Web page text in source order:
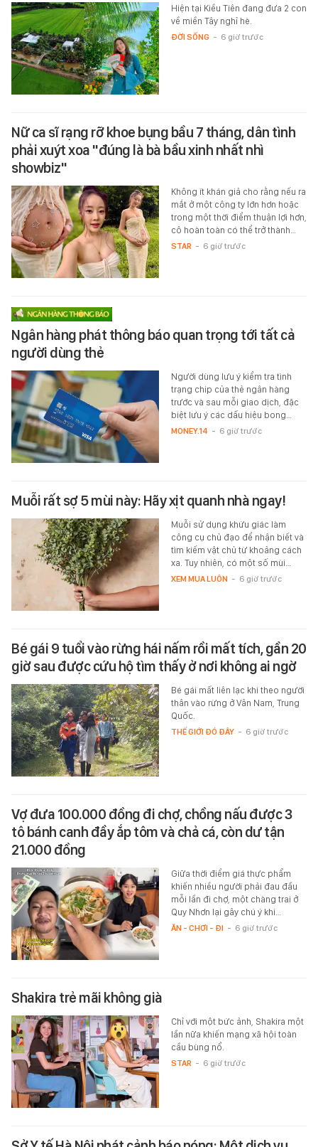
Hiện tại Kiều Tiên đang đưa 2 con
về miền Tây nghỉ hè.
ĐỜI SỐNG - 6 giờ trước
Nữ ca sĩ rạng rỡ khoe bụng bầu 7 tháng, dân tình
phải xuýt xoa "đúng là bà bầu xinh nhất nhì
showbiz"
Không ít khán giả cho rằng nếu ra
mắt ở một công ty lớn hơn hoặc
trong một thời điểm thuận lợi hơn,
cô hoàn toàn có thể trở thành…
STAR - 6 giờ trước
Ngân hàng phát thông báo quan trọng tới tất cả
người dùng thẻ
Người dùng lưu ý kiểm tra tình
trạng chip của thẻ ngân hàng
trước và sau mỗi giao dịch, đặc
biệt lưu ý các dấu hiệu bong…
MONEY.14 - 6 giờ trước
Muỗi rất sợ 5 mùi này: Hãy xịt quanh nhà ngay!
Muỗi sử dụng khứu giác làm
công cụ chủ đạo để nhận biết và
tìm kiếm vật chủ từ khoảng cách
xa. Tuy nhiên, có một số mùi…
XEM MUA LUÔN - 6 giờ trước
Bé gái 9 tuổi vào rừng hái nấm rồi mất tích, gần 20
giờ sau được cứu hộ tìm thấy ở nơi không ai ngờ
Bé gái mất liên lạc khi theo người
thân vào rừng ở Vân Nam, Trung
Quốc.
THẾ GIỚI ĐÓ ĐÂY - 6 giờ trước
Vợ đưa 100.000 đồng đi chợ, chồng nấu được 3
tô bánh canh đầy ắp tôm và chả cá, còn dư tận
21.000 đồng
Giữa thời điểm giá thực phẩm
khiến nhiều người phải đau đầu
mỗi lần đi chợ, một chàng trai ở
Quy Nhơn lại gây chú ý khi…
ĂN - CHƠI - ĐI - 6 giờ trước
Shakira trẻ mãi không già
Chỉ với một bức ảnh, Shakira một
lần nữa khiến mạng xã hội toàn
cầu bùng nổ.
STAR - 6 giờ trước